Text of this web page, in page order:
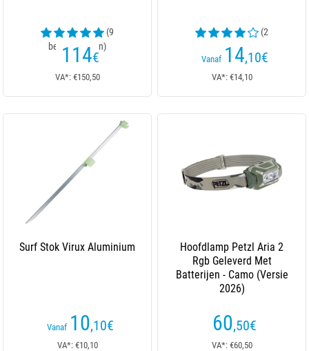
(9
beoordelingen)
114€
VA*: €150,50
(2
beoordelingen)
Vanaf 14,10€
VA*: €14,10
Surf Stok Virux Aluminium
Vanaf 10,10€
VA*: €10,10
Hoofdlamp Petzl Aria 2
Rgb Geleverd Met
Batterijen - Camo (Versie
2026)
60,50€
VA*: €60,50